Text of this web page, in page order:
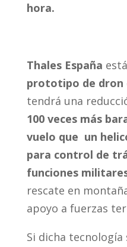
hora.
Thales España
prototipo de dron
tendrá una
100 veces más
vuelo que un
para control de
funciones
rescate en
apoyo a fuerzas
Si dicha tecnología